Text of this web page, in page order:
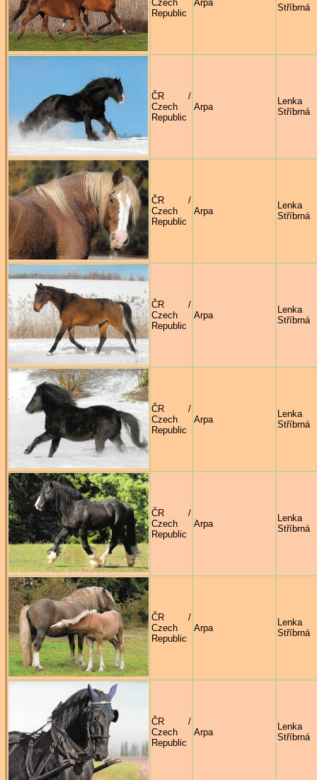
Czech
Republic
Arpa
Stříbrná
ČR /
Czech
Republic
Arpa
Lenka
Stříbrná
ČR /
Czech
Republic
Arpa
Lenka
Stříbrná
ČR /
Czech
Republic
Arpa
Lenka
Stříbrná
ČR /
Czech
Republic
Arpa
Lenka
Stříbrná
ČR /
Czech
Republic
Arpa
Lenka
Stříbrná
ČR /
Czech
Republic
Arpa
Lenka
Stříbrná
ČR /
Czech
Republic
Arpa
Lenka
Stříbrná